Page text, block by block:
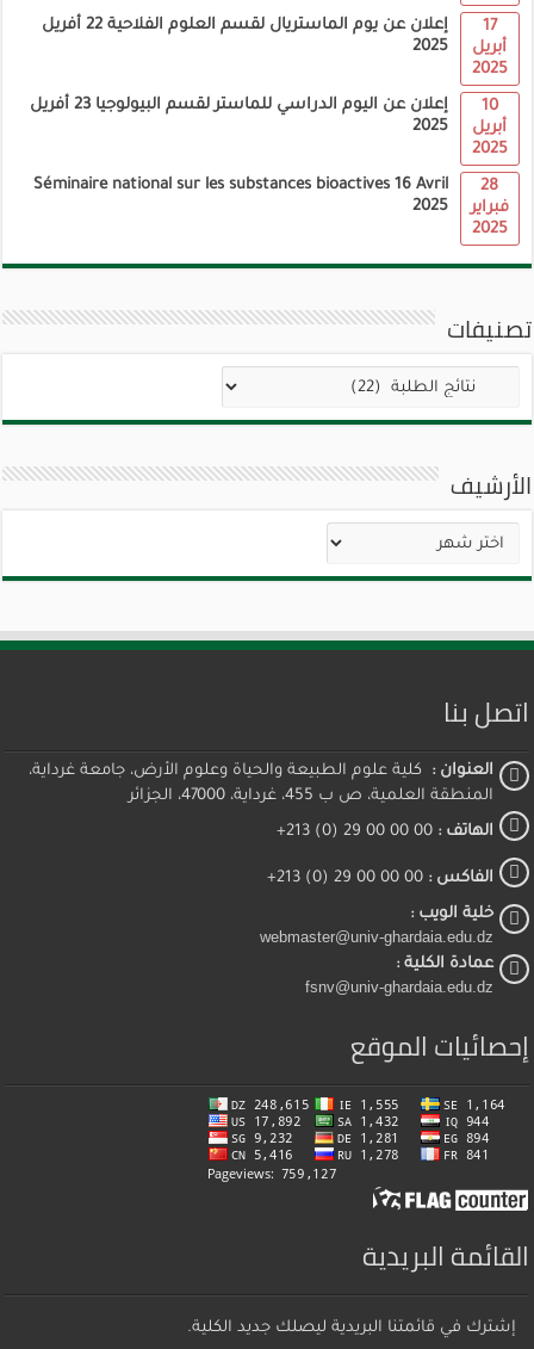
إعلان عن يوم الماستريال لقسم العلوم الفلاحية 22 أفريل
2025
17
أبريل
2025
إعلان عن اليوم الدراسي للماستر لقسم البيولوجيا 23 أفريل
2025
10
أبريل
2025
Séminaire national sur les substances bioactives 16 Avril
2025
28
فبراير
2025
تصنيفات
تصنيفات
الأرشيف
الأرشيف
اتصل بنا
العنوان : كلية علوم الطبيعة والحياة وعلوم الأرض، جامعة غرداية،
المنطقة العلمية، ص ب 455، غرداية، 47000، الجزائر
الهاتف : 00 00 00 29 (0) 213+
الفاكس : 00 00 00 29 (0) 213+
خلية الويب :
webmaster@univ-ghardaia.edu.dz
عمادة الكلية :
fsnv@univ-ghardaia.edu.dz
إحصائيات الموقع
القائمة البريدية
إشترك في قائمتنا البريدية ليصلك جديد الكلية.